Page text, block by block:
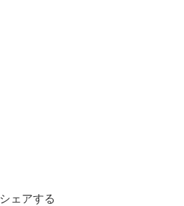
シェアする